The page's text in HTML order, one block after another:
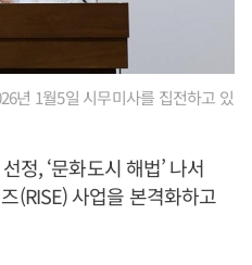
년 1월5일 시무미사를 집전하고 있
정, ‘문화도시 해법’ 나서
(RISE) 사업을 본격화하고